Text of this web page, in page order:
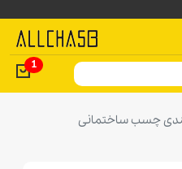
1
چسب ساختمانی